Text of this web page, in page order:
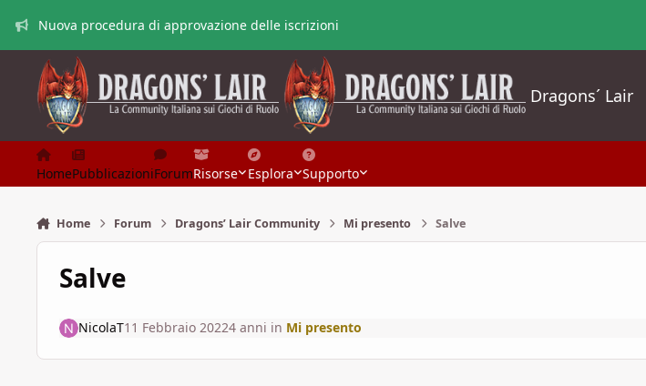
Nuova procedura di approvazione delle iscrizioni
Dragons´ Lair
HomePubblicazioniForumRisorse Esplora Supporto
Home Forum Dragons’ Lair Community Mi presento Salve
Salve
NicolaT11 Febbraio 20224 anni in Mi presento